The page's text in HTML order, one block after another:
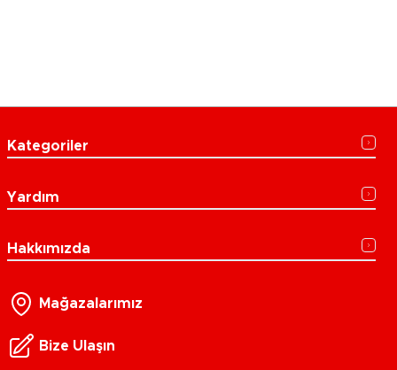
Kategoriler
Yardım
Hakkımızda
Mağazalarımız
Bize Ulaşın